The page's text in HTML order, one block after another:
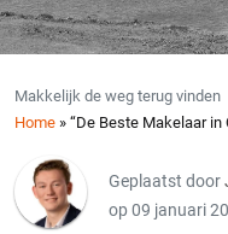
Makkelijk de weg terug vinden
Home » “De Beste Makelaar
Geplaatst door
op 09 januari